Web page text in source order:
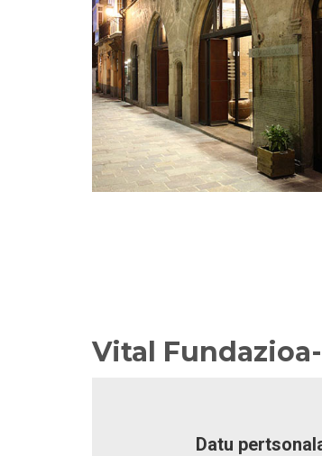
Vital
Datu